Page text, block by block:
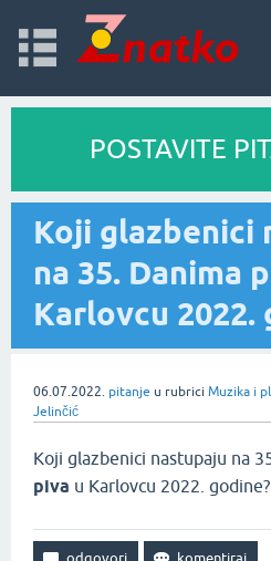
POSTAVITE
Koji glazbenici
na 35. Danima
Karlovcu 2022.
06.07.2022. pitanje u rubrici Muzika i
Jelinčić
Koji glazbenici nastupaju na
piva u Karlovcu 2022. godine?